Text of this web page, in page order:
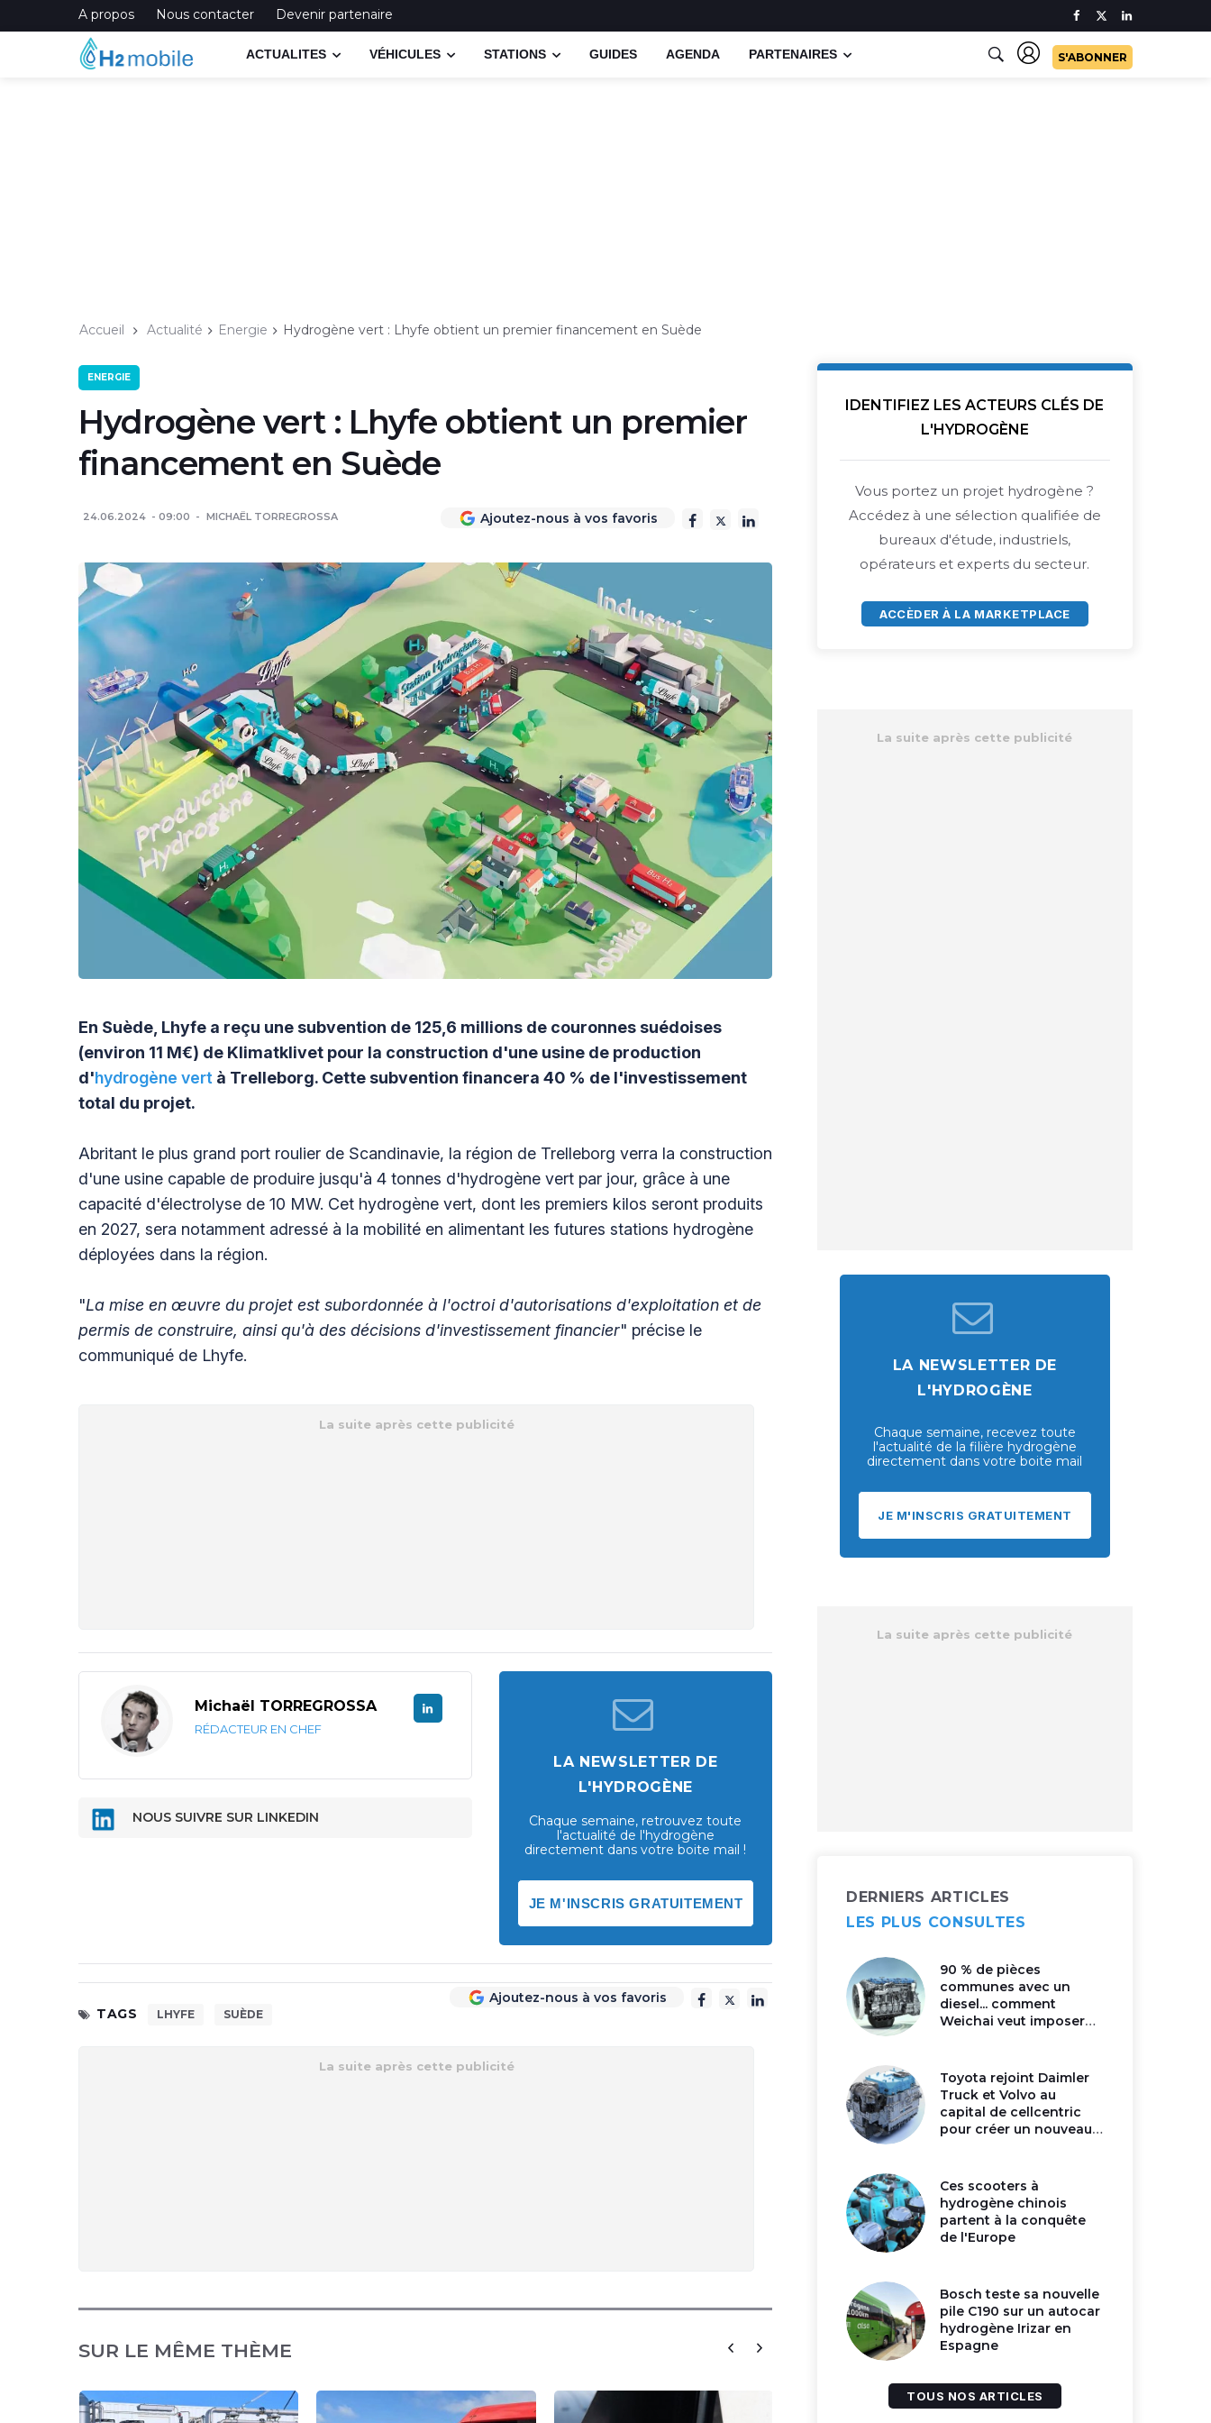
A propos Nous contacter Devenir partenaire
ACTUALITES VÉHICULES STATIONS GUIDES AGENDA PARTENAIRES S'ABONNER
Accueil Actualité Energie Hydrogène vert : Lhyfe obtient un premier financement en Suède
ENERGIE
Hydrogène vert : Lhyfe obtient un premier
financement en Suède
24.06.2024 09:00 MICHAËL TORREGROSSA Ajoutez-nous à vos favoris
En Suède, Lhyfe a reçu une subvention de 125,6 millions de couronnes suédoises
(environ 11 M€) de Klimatklivet pour la construction d'une usine de production
d'hydrogène vert à Trelleborg. Cette subvention financera 40 % de l'investissement
total du projet.
Abritant le plus grand port roulier de Scandinavie, la région de Trelleborg verra la construction
d'une usine capable de produire jusqu'à 4 tonnes d'hydrogène vert par jour, grâce à une
capacité d'électrolyse de 10 MW. Cet hydrogène vert, dont les premiers kilos seront produits
en 2027, sera notamment adressé à la mobilité en alimentant les futures stations hydrogène
déployées dans la région.
"La mise en œuvre du projet est subordonnée à l'octroi d'autorisations d'exploitation et de
permis de construire, ainsi qu'à des décisions d'investissement financier" précise le
communiqué de Lhyfe.
Michaël TORREGROSSA
RÉDACTEUR EN CHEF
NOUS SUIVRE SUR LINKEDIN
LA NEWSLETTER DE
L'HYDROGÈNE
Chaque semaine, retrouvez toute
l'actualité de l'hydrogène
directement dans votre boite mail !
JE M'INSCRIS GRATUITEMENT
Ajoutez-nous à vos favoris
TAGS
LHYFE SUÈDE
SUR LE MÊME THÈME
IDENTIFIEZ LES ACTEURS CLÉS DE
L'HYDROGÈNE
Vous portez un projet hydrogène ?
Accédez à une sélection qualifiée de
bureaux d'étude, industriels,
opérateurs et experts du secteur.
ACCÈDER À LA MARKETPLACE
LA NEWSLETTER DE
L'HYDROGÈNE
Chaque semaine, recevez toute
l'actualité de la filière hydrogène
directement dans votre boite mail
JE M'INSCRIS GRATUITEMENT
DERNIERS ARTICLES
LES PLUS CONSULTES
90 % de pièces
communes avec un
diesel... comment
Weichai veut imposer
Toyota rejoint Daimler
Truck et Volvo au
capital de cellcentric
pour créer un nouveau
Ces scooters à
hydrogène chinois
partent à la conquête
de l'Europe
Bosch teste sa nouvelle
pile C190 sur un autocar
hydrogène Irizar en
Espagne
TOUS NOS ARTICLES